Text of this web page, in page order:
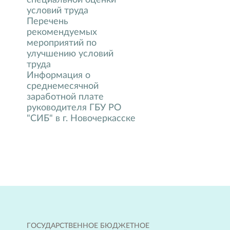
условий труда
Перечень
рекомендуемых
мероприятий по
улучшению условий
труда
Информация о
среднемесячной
заработной плате
руководителя ГБУ РО
"СИБ" в г. Новочеркасске
ГОСУДАРСТВЕННОЕ БЮДЖЕТНОЕ